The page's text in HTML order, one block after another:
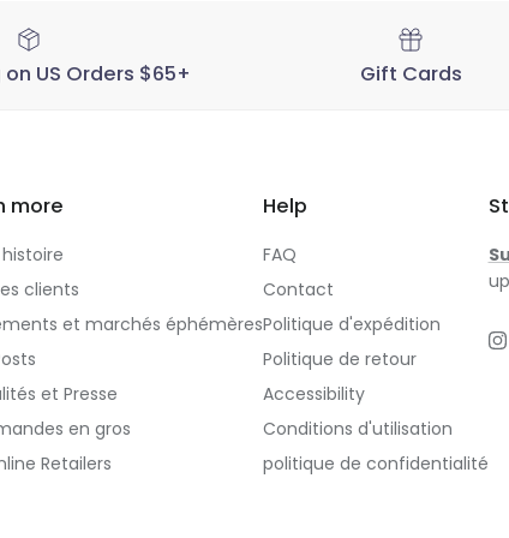
US Orders $65+ Gift Cards
more
clients
et marchés éphémères
et Presse
en gros
Retailers
Help
FAQ
Contact
Politique d'expédition
Politique de retour
Accessibility
Conditions d'utilisation
politique de confidentialité